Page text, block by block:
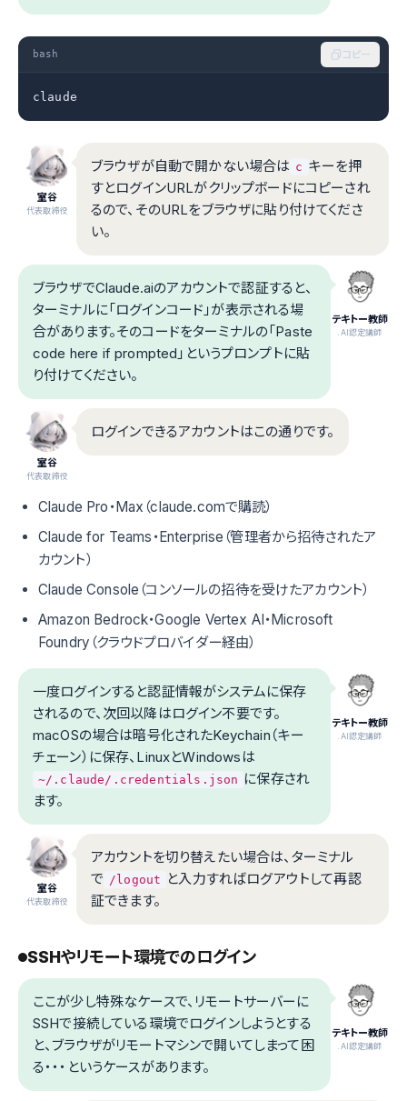
bash コピー
claude
室谷
代表取締役
ブラウザが自動で開かない場合は c キーを押
すとログインURLがクリップボードにコピーされ
るので、そのURLをブラウザに貼り付けてくださ
い。
テキトー教師
.AI認定講師
ブラウザでClaude.aiのアカウントで認証すると、
ターミナルに「ログインコード」が表示される場
合があります。そのコードをターミナルの「Paste
code here if prompted」というプロンプトに貼
り付けてください。
室谷
代表取締役
ログインできるアカウントはこの通りです。
Claude Pro・Max（claude.comで購読）
Claude for Teams・Enterprise（管理者から招待されたア
カウント）
Claude Console（コンソールの招待を受けたアカウント）
Amazon Bedrock・Google Vertex AI・Microsoft
Foundry（クラウドプロバイダー経由）
テキトー教師
.AI認定講師
一度ログインすると認証情報がシステムに保存
されるので、次回以降はログイン不要です。
macOSの場合は暗号化されたKeychain（キー
チェーン）に保存、LinuxとWindowsは
~/.claude/.credentials.json に保存され
ます。
室谷
代表取締役
アカウントを切り替えたい場合は、ターミナル
で /logout
と入力すればログアウトして再認
証できます。
SSHやリモート環境でのログイン
テキトー教師
.AI認定講師
ここが少し特殊なケースで、リモートサーバーに
SSHで接続している環境でログインしようとする
と、ブラウザがリモートマシンで開いてしまって困
る・・・というケースがあります。